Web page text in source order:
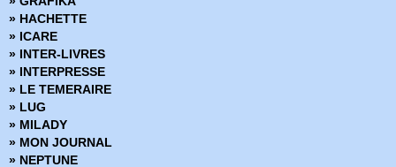
› Mandrake - Mondes mysterieux - 82
› Mandrake - Mondes mysterieux - 83
› Mandrake - Mondes mysterieux - 84
› Mandrake - Mondes mysterieux - 85
› Mandrake - Mondes mysterieux - 86
› Mandrake - Mondes mysterieux - 87
› Mandrake - Mondes mysterieux - 88
› Mandrake - Mondes mysterieux - 89
› Mandrake - Mondes mysterieux - 90
» HACHETTE
» ICARE
» INTER-LIVRES
» INTERPRESSE
» LE TEMERAIRE
» LUG
» MILADY
» MON JOURNAL
» NEPTUNE